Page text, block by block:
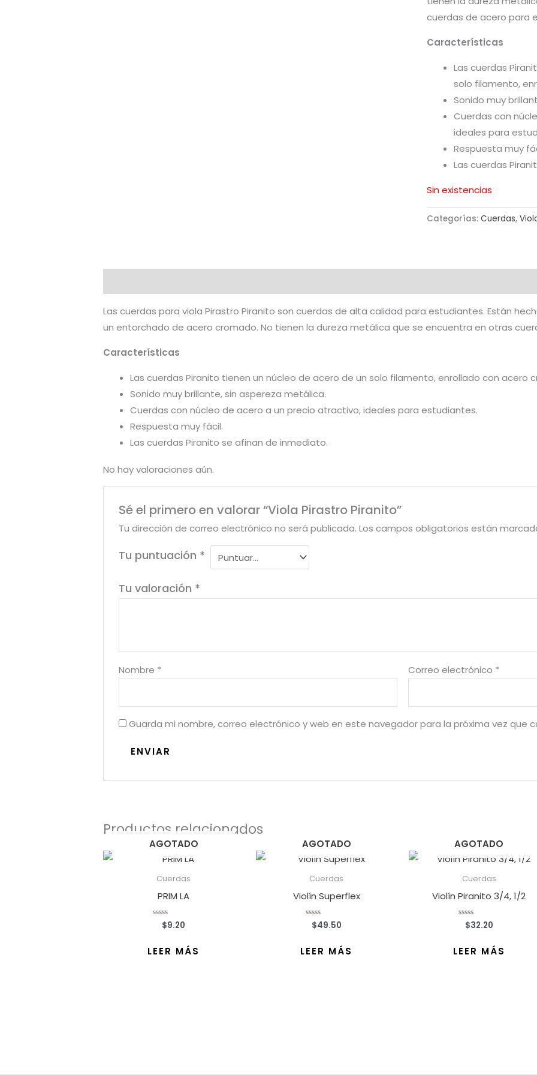
cuerdas de acero para
Características
Las cuerdas
solo filamento,
Sonido muy
Cuerdas con
ideales para
Respuesta muy
Las cuerdas
Sin existencias
Categorías: Cuerdas,
Las cuerdas para viola Pirastro Piranito son cuerdas de alta calidad para estudiantes. Están
un entorchado de acero cromado. No tienen la dureza metálica que se encuentra en otras
Características
Las cuerdas Piranito tienen un núcleo de acero de un solo filamento, enrollado con acero
Sonido muy brillante, sin aspereza metálica.
Cuerdas con núcleo de acero a un precio atractivo, ideales para estudiantes.
Respuesta muy fácil.
Las cuerdas Piranito se afinan de inmediato.
No hay valoraciones aún.
Sé el primero en valorar “Viola Pirastro Piranito”
Tu dirección de correo electrónico no será publicada. Los campos obligatorios están
Tu puntuación *
Tu valoración *
Nombre * Correo electrónico *
Guarda mi nombre, correo electrónico y web en este navegador para la próxima vez que
Productos relacionados
AGOTADO
Cuerdas
PRIM LA
Valorado
con
5
$9.20
LEER MÁS
AGOTADO
Cuerdas
Violín Superflex
Valorado
con
5
$49.50
LEER MÁS
AGOTADO
Cuerdas
Violín Piranito 3/4, 1/2
Valorado
con
5
$32.20
LEER MÁS